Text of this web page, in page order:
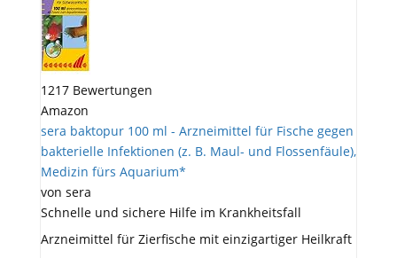
1217 Bewertungen
Amazon
sera baktopur 100 ml - Arzneimittel für Fische gegen
bakterielle Infektionen (z. B. Maul- und Flossenfäule),
Medizin fürs Aquarium*
von sera
Schnelle und sichere Hilfe im Krankheitsfall
Arzneimittel für Zierfische mit einzigartiger Heilkraft